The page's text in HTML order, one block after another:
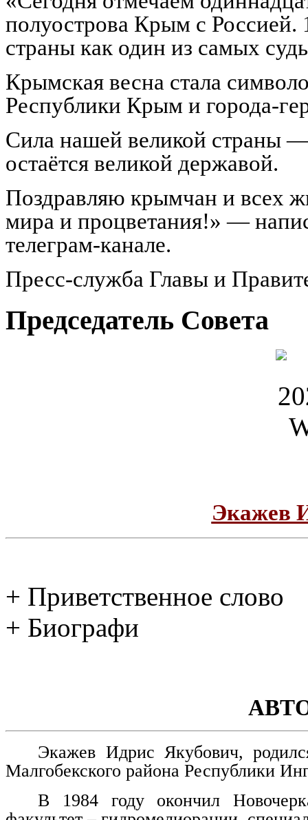
полуострова Крым с
страны как один из самых
Крымская весна стала
Республики Крым и города-
Сила нашей великой страны —
остаётся великой державой.
Поздравляю крымчан и всех
мира и процветания!» —
телеграм-канале.
Пресс-служба Главы и
Председатель Совета
Экажев
+ Приветственное слово
+ Биографи
Экажев Идрис Якубович,
Малгобекского района Республики
В 1984 году окончил